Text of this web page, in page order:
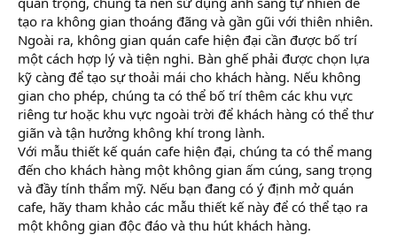
tạo ra không gian thoáng đãng và gần gũi với thiên nhiên.
Ngoài ra, không gian quán cafe hiện đại cần được bố trí
một cách hợp lý và tiện nghi. Bàn ghế phải được chọn lựa
kỹ càng để tạo sự thoải mái cho khách hàng. Nếu không
gian cho phép, chúng ta có thể bố trí thêm các khu vực
riêng tư hoặc khu vực ngoài trời để khách hàng có thể thư
giãn và tận hưởng không khí trong lành.
Với mẫu thiết kế quán cafe hiện đại, chúng ta có thể mang
đến cho khách hàng một không gian ấm cúng, sang trọng
và đầy tính thẩm mỹ. Nếu bạn đang có ý định mở quán
cafe, hãy tham khảo các mẫu thiết kế này để có thể tạo ra
một không gian độc đáo và thu hút khách hàng.